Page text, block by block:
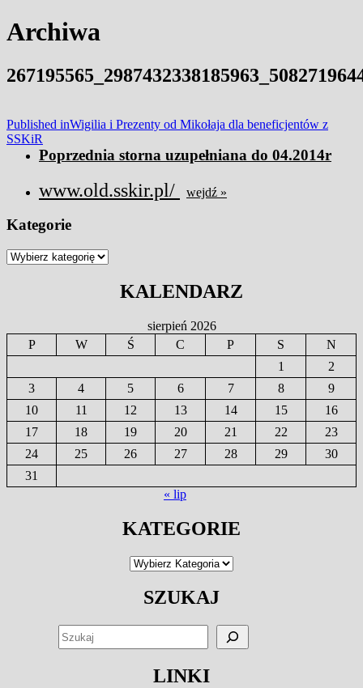
FACEBOOK
MENU
Archiwa
Nawigacja
wpisu
Published inWigilia i Prezenty od Mikołaja dla beneficjentów z
SSKiR
Poprzednia storna uzupełniana do 04.2014r
www.old.sskir.pl/ wejdź »
Kategorie
Kategorie
KALENDARZ
sierpień 2026
P
W Ś C P S
N
1
2
3
4 5 6 7 8
9
10
11 12 13 14 15
16
17
18 19 20 21 22
23
24
25 26 27 28 29
30
31
« lip
KATEGORIE
Kategorie
SZUKAJ
LINKI